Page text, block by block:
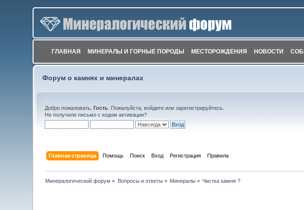
ГЛАВНАЯ МИНЕРАЛЫ И ГОРНЫЕ ПОРОДЫ МЕСТОРОЖДЕНИЯ НОВОСТИ
Форум о камнях и минералах
Добро пожаловать,Гость . Пожалуйста,войдите илизарегистрируйтесь
Не получилиписьмо с кодом активации?
Главная страница Помощь Поиск Вход Регистрация Правила
Минералогический форум » Вопросы и ответы» Минералы » Чистка камня ?